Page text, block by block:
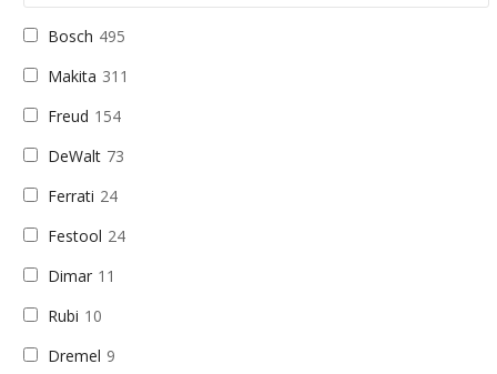
Bosch 495
Makita 311
Freud 154
DeWalt 73
Ferrati 24
Festool 24
Dimar 11
Rubi 10
Dremel 9